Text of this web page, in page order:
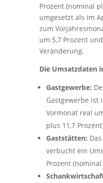
Prozent (nominal
umgesetzt als im
zum
um 5,7 Prozent
Veränderung.
Die Umsatzdaten
Gastgewerbe:
Gastgewerbe ist
Vormonat real
plus 11,7
Gaststätten:
verbucht ein
Prozent